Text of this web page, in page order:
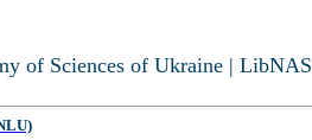
of Sciences of Ukraine | LibNAS